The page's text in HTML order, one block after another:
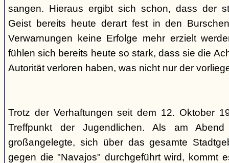
sangen. Hieraus ergibt sich schon, dass der
Geist bereits heute derart fest in den
Verwarnungen keine Erfolge mehr erzielt
fühlen sich bereits heute so stark, dass sie die
Autorität verloren haben, was nicht nur der
Trotz der Verhaftungen seit dem 12. Oktober
Treffpunkt der Jugendlichen. Als am
großangelegte, sich über das gesamte
gegen die "Navajos" durchgeführt wird, kommt